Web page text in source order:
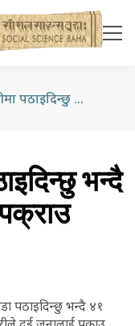
वैदेशिक रोजगारीमा पठाइदिन्छु भन्दै ४१ लाख ठगी गर्ने दुई पक्राउ
भन्दै
पठाइदिन्छु भन्दै ४१